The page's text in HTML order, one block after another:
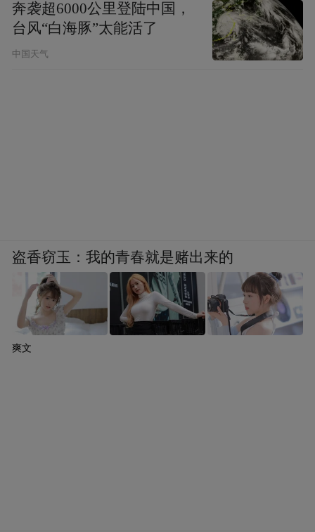
奔袭超6000公里登陆中国，
台风“白海豚”太能活了
中国天气
盗香窃玉：我的青春就是赌出来的
爽文